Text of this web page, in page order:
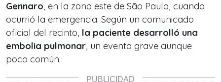
Gennaro, en la zona este de São Paulo, cuando
ocurrió la emergencia. Según un comunicado
oficial del recinto, la paciente desarrolló una
embolia pulmonar, un evento grave aunque
poco común.